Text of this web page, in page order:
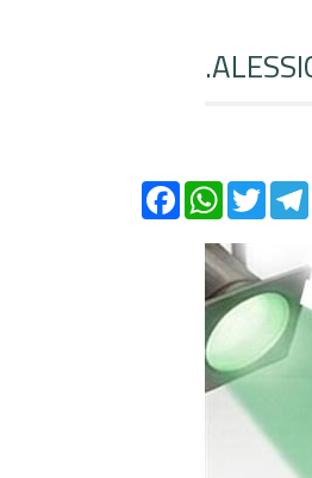
Facebook
WhatsAppTwitterTelegram